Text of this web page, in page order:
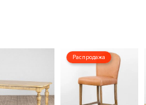
Распродажа